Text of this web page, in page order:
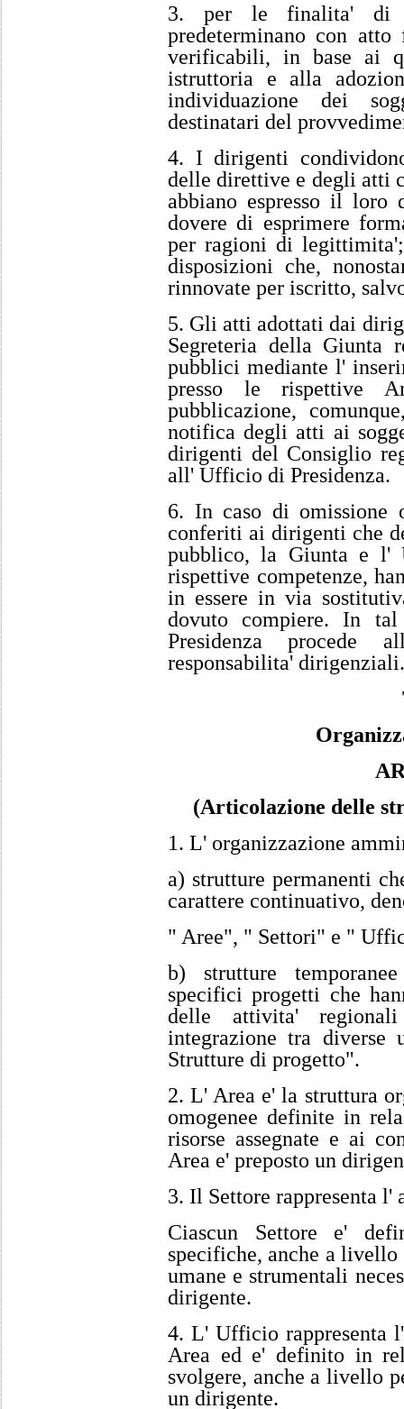
3. per le finalita' di
predeterminano con
verificabili, in base ai
istruttoria e alla
individuazione dei
destinatari del
4. I dirigenti
delle direttive e degli atti
abbiano espresso il
dovere di esprimere
per ragioni di
disposizioni che,
rinnovate per iscritto,
5. Gli atti adottati dai
Segreteria della Giunta
pubblici mediante l'
presso le rispettive
pubblicazione,
notifica degli atti ai
dirigenti del Consiglio
all' Ufficio di Presidenza.
6. In caso di omissione
conferiti ai dirigenti che
pubblico, la Giunta e l'
rispettive competenze,
in essere in via
dovuto compiere. In
Presidenza procede
responsabilita' dirigenziali.
(Articolazione delle
1. L' organizzazione
a) strutture permanenti
carattere continuativo,
" Aree", " Settori" e "
b) strutture
specifici progetti che
delle attivita'
integrazione tra diverse
Strutture di progetto".
2. L' Area e' la struttura
omogenee definite in
risorse assegnate e ai
Area e' preposto un
3. Il Settore rappresenta
Ciascun Settore e'
specifiche, anche a
umane e strumentali
dirigente.
4. L' Ufficio rappresenta
Area ed e' definito in
svolgere, anche a livello
un dirigente.